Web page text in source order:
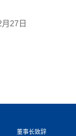
日
董事长致辞